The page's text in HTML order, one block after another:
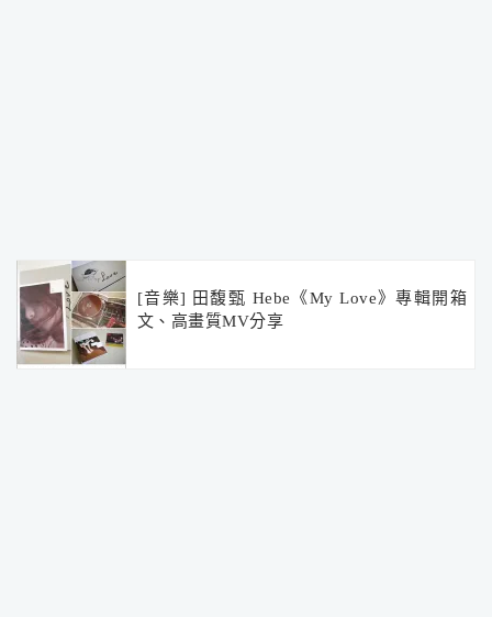
[音樂] 田馥甄 Hebe《My Love》專輯開箱
文、高畫質MV分享